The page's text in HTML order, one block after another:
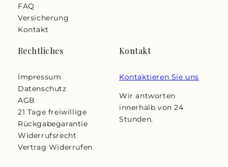
FAQ
Versicherung
Kontakt
Rechtliches
Impressum
Datenschutz
AGB
21 Tage freiwillige
Rückgabegarantie
Widerrufsrecht
Vertrag Widerrufen
Kontakt
Kontaktieren Sie uns
Wir antworten
innerhalb von 24
Stunden.